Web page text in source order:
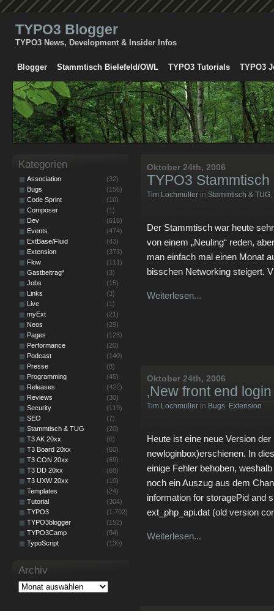
TYPO3 Blogger
TYPO3 News, Development & Insider Infos
Blogger Stammtisch Bielefeld/OWL TYPO3 Tutorials TYPO3
Oktober 24th, 2006
TYPO3
Tim Lochmüller in Stammtisch & TUG,
Der Stammtisch war heute
von einem „Neuling“ reden,
man einfach mal einen Monat
bisschen Networking steigert.
Weiterlesen...
Oktober 24th, 2006
‚New front end
Tim Lochmüller in Bugs, Extension
Heute ist eine neue Version
newloginbox)erschienen. In
einige Fehler behoben,
noch ein Auszug aus dem
information for storagePid and
ext_php_api.dat (old version
Weiterlesen...
Kategorien
Association
(32)
Bugs
(156)
Code Sprint
(10)
Composer
(1)
Dev
(616)
Events
(474)
ExtBase/Fluid
(43)
Extension
(373)
Flow
(111)
Gastbeitrag*
(3)
Jobs
(15)
Links
(3)
Live
(1)
myExt
(21)
Neos
(29)
Pages
(123)
Performance
(20)
Podcast
(140)
Presse
(8)
Programming
(45)
Releases
(422)
Reviews
(30)
Security
(119)
SEO
(7)
Stammtisch & TUG
(20)
T3 AK 20xx
(6)
T3 Board 20xx
(60)
T3 CON 20xx
(69)
T3 DD 20xx
(68)
T3 UXW 20xx
(10)
Templates
(24)
Tutorial
(304)
TYPO3
(1.702)
TYPO3blogger
(152)
TYPO3Camp
(94)
TypoScript
(130)
Archiv